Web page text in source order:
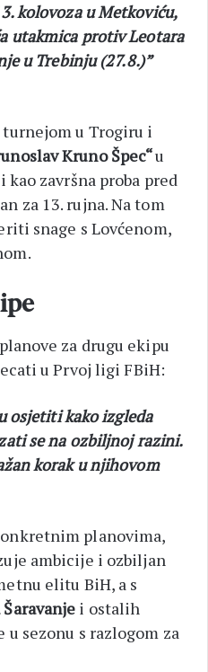
kolovoza u Metkoviću,
utakmica protiv Leotara
u Trebinju (27.8.)”
u Trogiru i
Kruno Špec“u
završna proba pred
za 13. rujna. Na tom
snage s Lovćenom,
za drugu ekipu
u Prvoj ligi FBiH:
osjetiti kako izgleda
se na ozbiljnoj razini.
korak u njihovom
planovima,
ambicije i ozbiljan
elitu BiH, a s
i ostalih
u sezonu s razlogom za